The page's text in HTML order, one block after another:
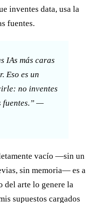
inventes data, usa la
fuentes.
IAs más caras
Eso es un
no inventes
fuentes.” —
vacío —sin un
sin memoria— es a
del arte lo genere la
supuestos cargados